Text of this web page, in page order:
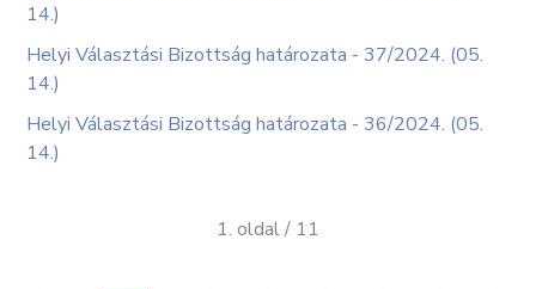
14.)
Helyi Választási Bizottság határozata - 37/2024. (05.
14.)
Helyi Választási Bizottság határozata - 36/2024. (05.
14.)
1. oldal / 11